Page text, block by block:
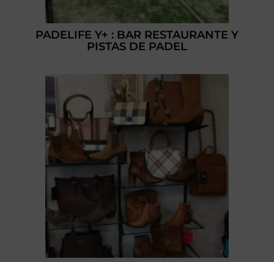
PADELIFE Y+ : BAR RESTAURANTE Y
PISTAS DE PADEL